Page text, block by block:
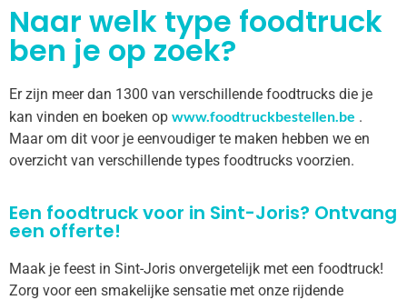
Naar welk type foodtruck
ben je op zoek?
Er zijn meer dan 1300 van verschillende foodtrucks die je
kan vinden en boeken op www.foodtruckbestellen.be .
Maar om dit voor je eenvoudiger te maken hebben we en
overzicht van verschillende types foodtrucks voorzien.
Een foodtruck voor in Sint-Joris? Ontvang
een offerte!
Maak je feest in Sint-Joris onvergetelijk met een foodtruck!
Zorg voor een smakelijke sensatie met onze rijdende